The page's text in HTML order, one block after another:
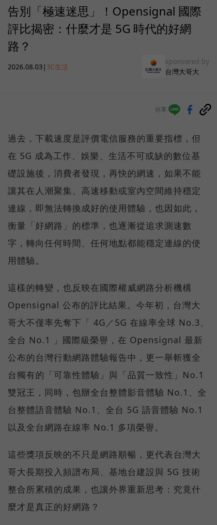
告別「極速迷思」！Opensignal 國際
評比揭密：什麼才是 5G 時代的好網
路？
2026.08.03 | 3C生活
sponsored by
台灣大哥大
分享
過去，下載速度是評價電信服務的重要指標，但
在 5G 成為工作、娛樂、生活不可或缺的數位基
礎設施後，消費者發現，再快的網速，如果不能
讓其在人潮聚集、高速移動或室內空間維持穩定
連線，即無法轉換成好的使用體驗，也因如此，
衡量「好網路」的標準，也逐漸從追求測速數
字，轉向任何時間、任何地點都能穩定連線的使
用體驗。
這樣的轉變，也反映在國際權威網路分析機構
Opensignal 公布的評比結果。今年初，台灣大
哥大不僅率先奪下「 4G／5G 在線率全球 No.3、
全台 No.1 」國際級榮譽，在 Opensignal 最新
公布的台灣行動網路體驗報告中，更一舉斬獲全
台獨有的「可靠性體驗」與「品質一致性」No.1
雙冠王，同時，包辦全台整體影音體驗 No.1、全
台整體語音體驗 No.1、全台 5G 語音體驗 No.1
以及全台網路在線率 No.1 多項榮譽。
這些獎項反映的不只是網路順暢，更代表台灣大
哥大長期投入頻譜布局、基地台建設與 5G 技術
整合所累積的成果，也讓外界重新思考：究竟什
麼才是真正的好網路？